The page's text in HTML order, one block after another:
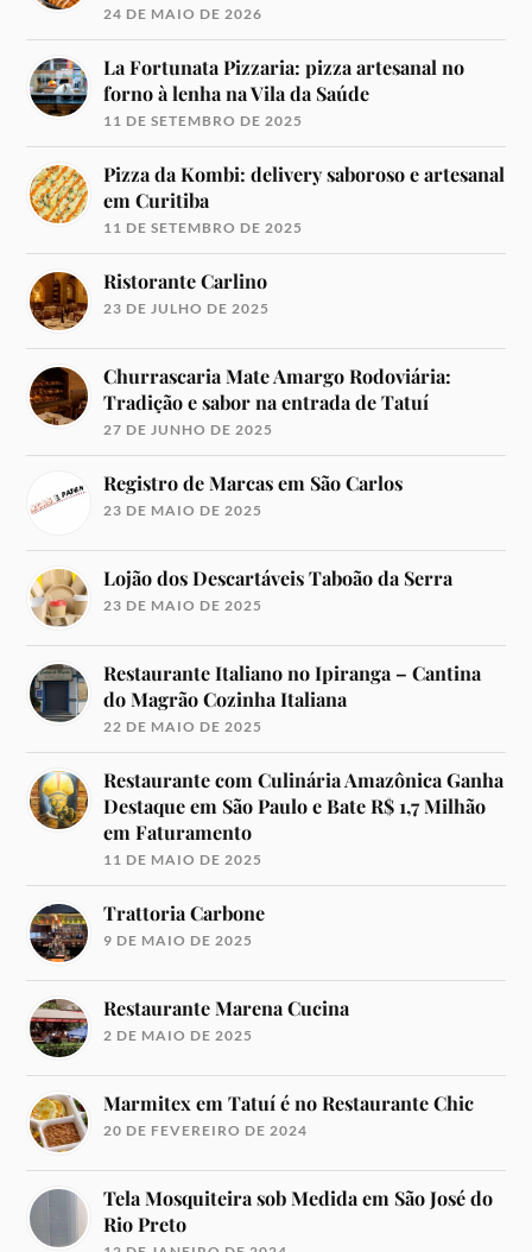
24 DE MAIO DE 2026
La Fortunata Pizzaria: pizza artesanal no
forno à lenha na Vila da Saúde
11 DE SETEMBRO DE 2025
Pizza da Kombi: delivery saboroso e artesanal
em Curitiba
11 DE SETEMBRO DE 2025
Ristorante Carlino
23 DE JULHO DE 2025
Churrascaria Mate Amargo Rodoviária:
Tradição e sabor na entrada de Tatuí
27 DE JUNHO DE 2025
Registro de Marcas em São Carlos
23 DE MAIO DE 2025
Lojão dos Descartáveis Taboão da Serra
23 DE MAIO DE 2025
Restaurante Italiano no Ipiranga – Cantina
do Magrão Cozinha Italiana
22 DE MAIO DE 2025
Restaurante com Culinária Amazônica Ganha
Destaque em São Paulo e Bate R$ 1,7 Milhão
em Faturamento
11 DE MAIO DE 2025
Trattoria Carbone
9 DE MAIO DE 2025
Restaurante Marena Cucina
2 DE MAIO DE 2025
Marmitex em Tatuí é no Restaurante Chic
20 DE FEVEREIRO DE 2024
Tela Mosquiteira sob Medida em São José do
Rio Preto